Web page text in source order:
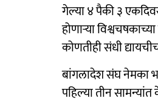
गेल्या ४ पैकी ३
होणाऱ्या
कोणतीही संधी
बांगलादेश संघ नेमका
पहिल्या तीन